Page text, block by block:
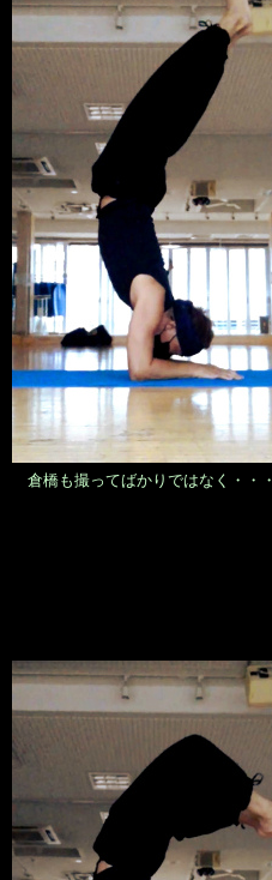
倉橋も撮ってばかりではなく・・・